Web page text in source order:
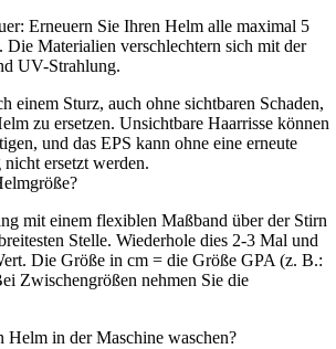
Erneuern Sie Ihren Helm alle maximal 5
Die Materialien verschlechtern sich mit der
UV-Strahlung.
einem Sturz, auch ohne sichtbaren Schaden,
zu ersetzen. Unsichtbare Haarrisse können
und das EPS kann ohne eine erneute
ersetzt werden.
mit einem flexiblen Maßband über der Stirn
Stelle. Wiederhole dies 2-3 Mal und
Die Größe in cm = die Größe GPA (z. B.:
Zwischengrößen nehmen Sie die
Helm in der Maschine waschen?